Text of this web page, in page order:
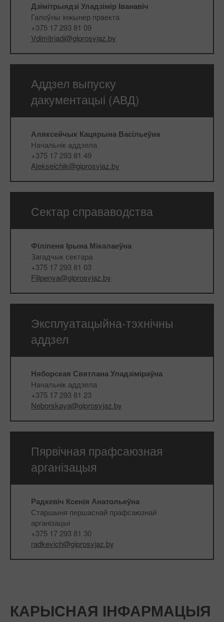
Дзімітрыядзі Уладзімір Іванавіч
Галоўны інжынер праекта
+375 17 293 81 09
Vdimitriadi@giprosvjaz.by
Аддзел выпуску
дакументацыі (АВД)
Аляксейчык Кацярына Васільеўна
Начальнік аддзела
+375 17 293 81 49
Alekseichik@giprosvjaz.by
Сектар справаводства
Філіпеня Ірына Мікалаеўна
Загадчык сектара
+375 17 293 81 03
Filipenya@giprosvjaz.by
Эксплуатацыйна-тэхнічны
аддзел
Няборская Святлана Уладзіміраўна
Начальнік аддзела
+375 17 293 81 23
Neborskaya@giprosvjaz.by
Пярвічная прафсаюзная
арганізацыя
Радкевіч Ксенія Анатольеўна
Старшыня першаснай прафсаюзнай
арганізацыі
+375 17 293 81 30
radkevich@giprosvjaz.by
КАРЫСНАЯ ІНФАРМАЦЫЯ